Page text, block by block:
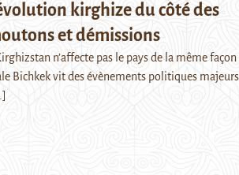
kirghize du côté des
et démissions
n’affecte pas le pays de la même façon
Bichkek vit des évènements politiques